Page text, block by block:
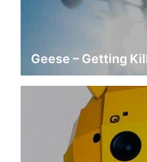
Geese – Getting